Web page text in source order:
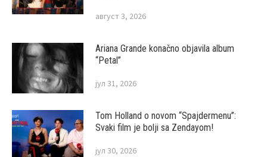
август 3, 2026
Ariana Grande konačno objavila album
“Petal”
јул 31, 2026
Tom Holland o novom “Spajdermenu”:
Svaki film je bolji sa Zendayom!
јул 30, 2026